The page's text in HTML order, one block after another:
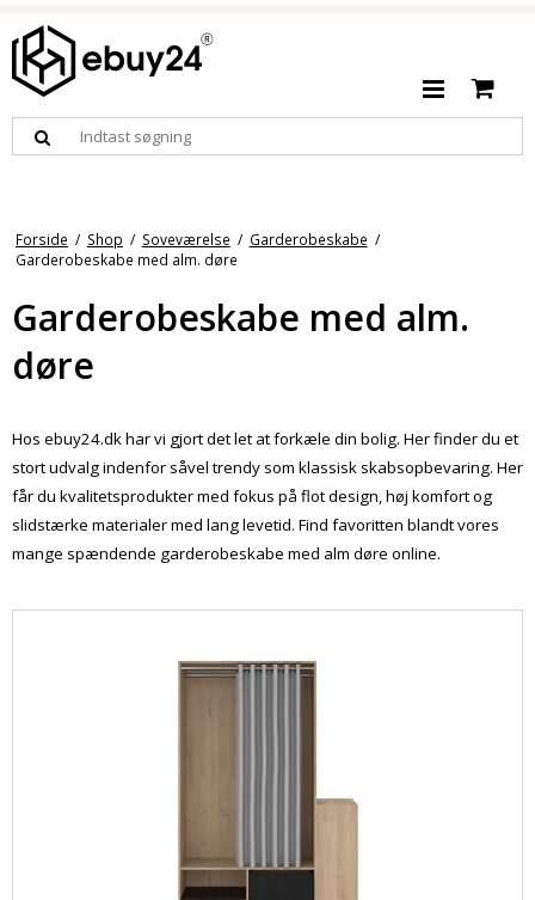
Forside / Shop / Soveværelse / Garderobeskabe /
Garderobeskabe med alm. døre
Garderobeskabe med alm.
døre
Hos ebuy24.dk har vi gjort det let at forkæle din bolig. Her finder du et
stort udvalg indenfor såvel trendy som klassisk skabsopbevaring. Her
får du kvalitetsprodukter med fokus på flot design, høj komfort og
slidstærke materialer med lang levetid. Find favoritten blandt vores
mange spændende garderobeskabe med alm døre online.